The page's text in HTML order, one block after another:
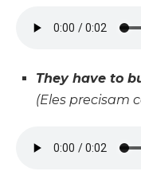
They have to
(Eles precisam